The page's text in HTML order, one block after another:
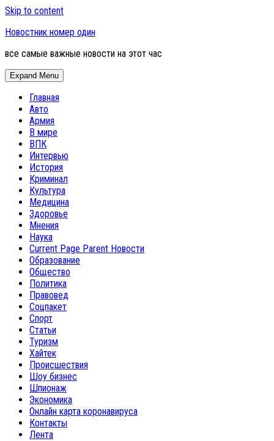
Skip to content
Новостник номер один
все самые важные новости на этот час
Expand Menu
Главная
Авто
Армия
В мире
ВПК
Интервью
История
Криминал
Культура
Медицина
Здоровье
Мнения
Наука
Current Page Parent Новости
Образование
Общество
Политика
Правовед
Соцпакет
Спорт
Статьи
Туризм
Хайтек
Происшествия
Шоу бизнес
Шпионаж
Экономика
Онлайн карта коронавируса
Контакты
Лента